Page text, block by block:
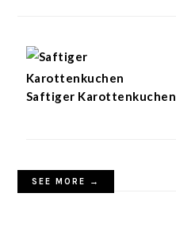
Saftiger Karottenkuchen
SEE MORE →